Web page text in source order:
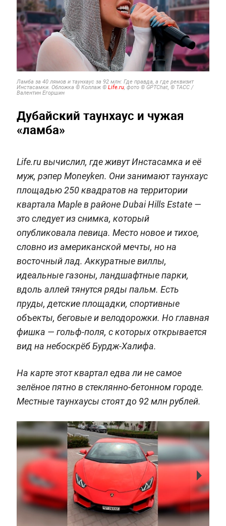
Ламба за 40 лямов и таунхаус за 92 млн: Где правда, а где реквизит
Инстасамки. Обложка © Коллаж © Life.ru, фото © GPTChat, © ТАСС /
Валентин Егоршин
Дубайский таунхаус и чужая
«ламба»
Life.ru вычислил, где живут Инстасамка и её
муж, рэпер Moneyken. Они занимают таунхаус
площадью 250 квадратов на территории
квартала Maple в районе Dubai Hills Estate —
это следует из снимка, который
опубликовала певица. Место новое и тихое,
словно из американской мечты, но на
восточный лад. Аккуратные виллы,
идеальные газоны, ландшафтные парки,
вдоль аллей тянутся ряды пальм. Есть
пруды, детские площадки, спортивные
объекты, беговые и велодорожки. Но главная
фишка — гольф-поля, с которых открывается
вид на небоскрёб Бурдж-Халифа.
На карте этот квартал едва ли не самое
зелёное пятно в стеклянно-бетонном городе.
Местные таунхаусы стоят до 92 млн рублей.